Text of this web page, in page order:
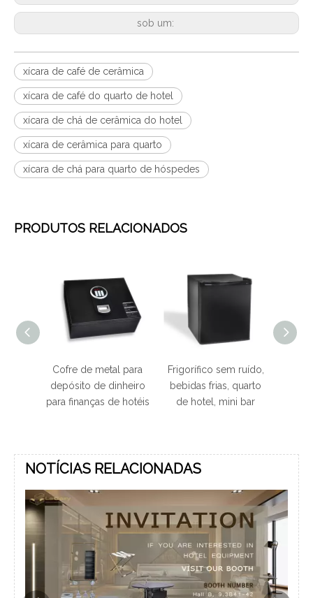
sob um:
xícara de café de cerâmica
xícara de café do quarto de hotel
xícara de chá de cerâmica do hotel
xícara de cerâmica para quarto
xícara de chá para quarto de hóspedes
PRODUTOS RELACIONADOS
Cofre de metal para
depósito de dinheiro
para finanças de hotéis
Frigorífico sem ruído,
bebidas frias, quarto
de hotel, mini bar
NOTÍCIAS RELACIONADAS